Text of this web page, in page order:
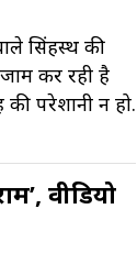
सिंहस्थ की
कर रही है
परेशानी न हो.
वीडियो